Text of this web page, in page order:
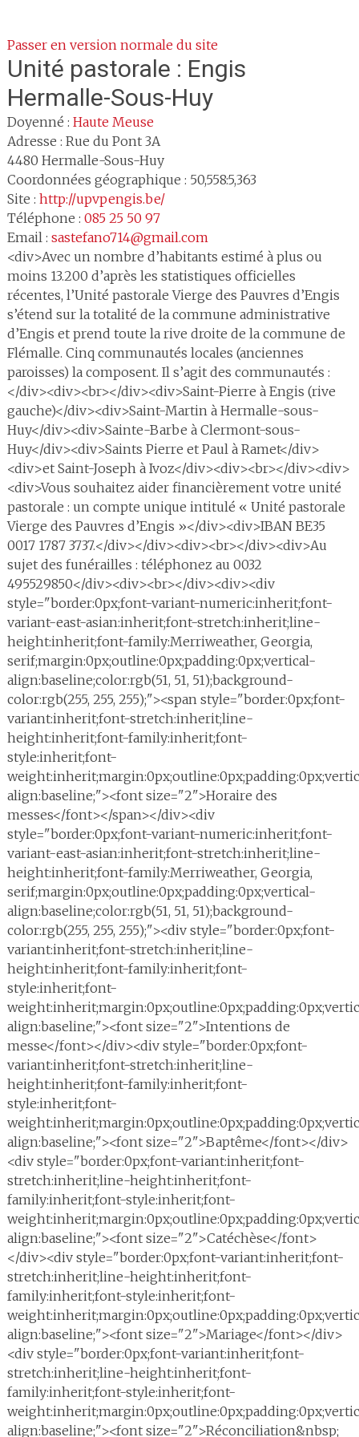
Passer en version normale du site
Unité pastorale : Engis
Hermalle-Sous-Huy
Doyenné : Haute Meuse
Adresse : Rue du Pont 3A
4480 Hermalle-Sous-Huy
Coordonnées géographique : 50,558:5,363
Site : http://upvpengis.be/
Téléphone : 085 25 50 97
Email : sastefano714@gmail.com
<div>Avec un nombre d’habitants estimé à plus ou
moins 13.200 d’après les statistiques officielles
récentes, l’Unité pastorale Vierge des Pauvres d’Engis
s’étend sur la totalité de la commune administrative
d’Engis et prend toute la rive droite de la commune de
Flémalle. Cinq communautés locales (anciennes
paroisses) la composent. Il s’agit des communautés :
</div><div><br></div><div>Saint-Pierre à Engis (rive
gauche)</div><div>Saint-Martin à Hermalle-sous-
Huy</div><div>Sainte-Barbe à Clermont-sous-
Huy</div><div>Saints Pierre et Paul à Ramet</div>
<div>et Saint-Joseph à Ivoz</div><div><br></div><div>
<div>Vous souhaitez aider financièrement votre unité
pastorale : un compte unique intitulé « Unité pastorale
Vierge des Pauvres d’Engis »</div><div>IBAN BE35
0017 1787 3737.</div></div><div><br></div><div>Au
sujet des funérailles : téléphonez au 0032
495529850</div><div><br></div><div><div
style="border:0px;font-variant-numeric:inherit;font-
variant-east-asian:inherit;font-stretch:inherit;line-
height:inherit;font-family:Merriweather, Georgia,
serif;margin:0px;outline:0px;padding:0px;vertical-
align:baseline;color:rgb(51, 51, 51);background-
color:rgb(255, 255, 255);"><span style="border:0px;font-
variant:inherit;font-stretch:inherit;line-
height:inherit;font-family:inherit;font-
style:inherit;font-
align:baseline;"><font size="2">Horaire des
messes</font></span></div><div
style="border:0px;font-variant-numeric:inherit;font-
variant-east-asian:inherit;font-stretch:inherit;line-
height:inherit;font-family:Merriweather, Georgia,
serif;margin:0px;outline:0px;padding:0px;vertical-
align:baseline;color:rgb(51, 51, 51);background-
color:rgb(255, 255, 255);"><div style="border:0px;font-
variant:inherit;font-stretch:inherit;line-
height:inherit;font-family:inherit;font-
style:inherit;font-
align:baseline;"><font size="2">Intentions de
messe</font></div><div style="border:0px;font-
variant:inherit;font-stretch:inherit;line-
height:inherit;font-family:inherit;font-
style:inherit;font-
align:baseline;"><font size="2">Baptême</font></div>
<div style="border:0px;font-variant:inherit;font-
stretch:inherit;line-height:inherit;font-
family:inherit;font-style:inherit;font-
align:baseline;"><font size="2">Catéchèse</font>
</div><div style="border:0px;font-variant:inherit;font-
stretch:inherit;line-height:inherit;font-
family:inherit;font-style:inherit;font-
align:baseline;"><font size="2">Mariage</font></div>
<div style="border:0px;font-variant:inherit;font-
stretch:inherit;line-height:inherit;font-
family:inherit;font-style:inherit;font-
align:baseline;"><font size="2">Réconciliation&nbsp;